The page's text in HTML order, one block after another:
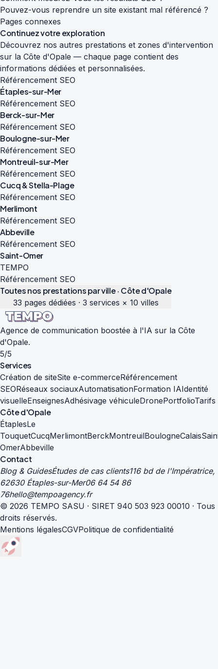
Pouvez-vous reprendre un site existant mal référencé ?
Pages connexes
Continuez votre exploration
Découvrez nos autres prestations et zones d'intervention
sur la Côte d'Opale — chaque page contient des
informations dédiées et personnalisées.
Référencement SEO
Étaples-sur-Mer
Référencement SEO
Berck-sur-Mer
Référencement SEO
Boulogne-sur-Mer
Référencement SEO
Montreuil-sur-Mer
Référencement SEO
Cucq & Stella-Plage
Référencement SEO
Merlimont
Référencement SEO
Abbeville
Référencement SEO
Saint-Omer
TEMPO
Référencement SEO
Toutes nos prestations par ville · Côte d'Opale
33 pages dédiées · 3 services × 10 villes
Agence de communication boostée à l'IA sur la Côte
d'Opale.
5/5
Services
Création de siteSite e-commerceRéférencement
SEORéseaux sociauxAutomatisationFormation IAIdentité
visuelleEnseignesAdhésivage véhiculeDronePortfolioTarifs
Côte d'Opale
ÉtaplesLe
TouquetCucqMerlimontBerckMontreuilBoulogneCalais
OmerAbbeville
Contact
Blog & GuidesÉtudes de cas clients116 bd de l'Impératrice,
62630 Étaples-sur-Mer06 64 54 86
76hello@tempoagency.fr
© 2026 TEMPO SASU · SIRET 940 503 923 00010 · Tous
droits réservés.
Mentions légalesCGVPolitique de confidentialité